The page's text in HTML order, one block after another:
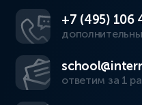
+7 (495) 106
ответим за 1